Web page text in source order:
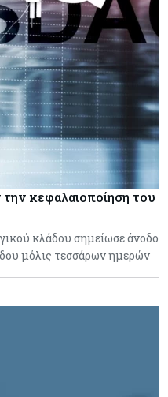
κεφαλαιοποίηση του
κλάδου σημείωσε άνοδο
μόλις τεσσάρων ημερών